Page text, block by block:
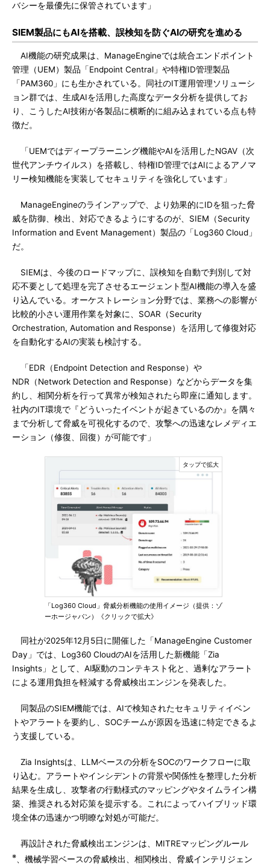
バシーを最優先に保管されています」
SIEM製品にもAIを搭載、誤検知を防ぐAIの研究を進める
AI機能の研究成果は、ManageEngineでは統合エンドポイント
管理（UEM）製品「Endpoint Central」や特権ID管理製品
「PAM360」にも生かされている。同社のIT運用管理ソリューシ
ョン群では、生成AIを活用した高度なデータ分析を提供してお
り、こうしたAI技術が各製品に横断的に組み込まれている点も特
徴だ。
「UEMではディープラーニング機能やAIを活用したNGAV（次
世代アンチウイルス）を搭載し、特権ID管理ではAIによるアノマ
リー検知機能を実装してセキュリティを強化しています」
ManageEngineのラインアップで、より効果的にIDを狙った脅
威を防御、検出、対応できるようにするのが、SIEM（Security
Information and Event Management）製品の「Log360 Cloud」
だ。
SIEMは、今後のロードマップに、誤検知を自動で判別して対
応不要として処理を完了させるエージェント型AI機能の導入を盛
り込んでいる。オーケストレーション分野では、業務への影響が
比較的小さい運用作業を対象に、SOAR（Security
Orchestration, Automation and Response）を活用して修復対応
を自動化するAIの実装も検討する。
「EDR（Endpoint Detection and Response）や
NDR（Network Detection and Response）などからデータを集
約し、相関分析を行って異常が検知されたら即座に通知します。
社内のIT環境で『どういったイベントが起きているのか』を隅々
まで分析して脅威を可視化するので、攻撃への迅速なレメディエ
ーション（修復、回復）が可能です」
「Log360 Cloud」脅威分析機能の使用イメージ（提供：ゾ
ーホージャパン）《クリックで拡大》
同社が2025年12月5日に開催した「ManageEngine Customer
Day」では、Log360 CloudのAIを活用した新機能「Zia
Insights」として、AI駆動のコンテキスト化と、過剰なアラート
による運用負担を軽減する脅威検出エンジンを発表した。
同製品のSIEM機能では、AIで検知されたセキュリティイベン
トやアラートを要約し、SOCチームが原因を迅速に特定できるよ
う支援している。
Zia Insightsは、LLMベースの分析をSOCのワークフローに取
り込む。アラートやインシデントの背景や関係性を整理した分析
結果を生成し、攻撃者の行動様式のマッピングやタイムライン構
築、推奨される対応策を提示する。これによってハイブリッド環
境全体の迅速かつ明瞭な対処が可能だ。
再設計された脅威検出エンジンは、MITREマッピングルール
※ 、機械学習ベースの脅威検出、相関検出、脅威インテリジェン